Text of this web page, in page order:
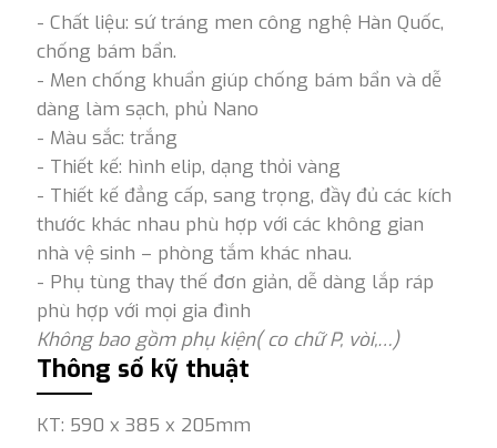
- Chất liệu: sứ tráng men công nghệ Hàn Quốc,
chống bám bẩn.
- Men chống khuẩn giúp chống bám bẩn và dễ
dàng làm sạch, phủ Nano
- Màu sắc: trắng
- Thiết kế: hình elip, dạng thỏi vàng
- Thiết kế đẳng cấp, sang trọng, đầy đủ các kích
thước khác nhau phù hợp với các không gian
nhà vệ sinh – phòng tắm khác nhau.
- Phụ tùng thay thế đơn giản, dễ dàng lắp ráp
phù hợp với mọi gia đình
Không bao gồm phụ kiện( co chữ P, vòi,…)
Thông số kỹ thuật
KT: 590 x 385 x 205mm